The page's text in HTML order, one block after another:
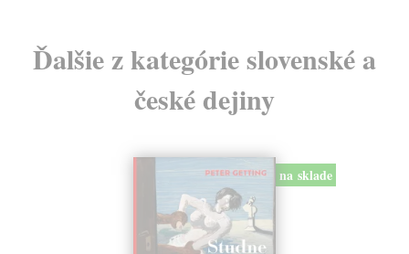
Ďalšie z kategórie slovenské a
české dejiny
na sklade